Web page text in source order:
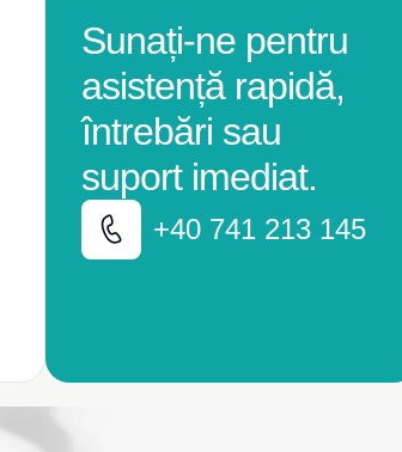
Sunați-ne pentru
asistență rapidă,
întrebări sau
suport imediat.
+40 741 213 145